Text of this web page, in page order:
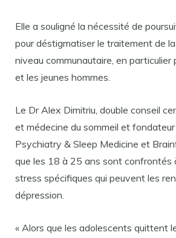
Elle a souligné la nécessité de
pour déstigmatiser le traitement de
niveau communautaire, en particulier
et les jeunes hommes.
Le Dr Alex Dimitriu, double conseil
et médecine du sommeil et
Psychiatry & Sleep Medicine et
que les 18 à 25 ans sont confrontés
stress spécifiques qui peuvent les
dépression.
« Alors que les adolescents quittent